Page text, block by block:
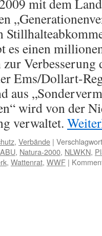
mit dem
es einen
zur
Ems/Dollart-
aus
wird von der
verwaltet.
, Verbände |
, Natura-2000, NLWKN,
, Wattenrat, WWF |